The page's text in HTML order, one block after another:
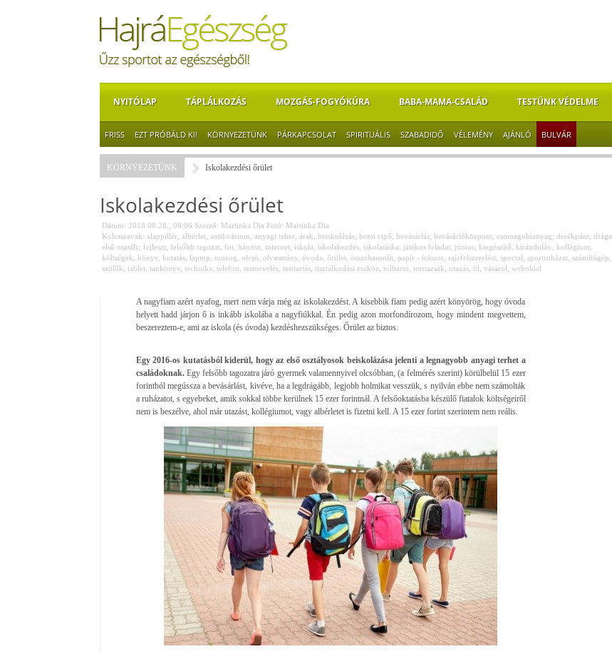
NYITÓLAP TÁPLÁLKOZÁS MOZGÁS-FOGYÓKÚRA BABA-MAMA-CSALÁD TESTÜNK VÉDELME
FRISS EZT PRÓBÁLD KI! KÖRNYEZETÜNK PÁRKAPCSOLAT SPIRITUÁLIS SZABADIDŐ VÉLEMÉNY AJÁNLÓ BULVÁR
KÖRNYEZETÜNK Iskolakezdési őrület
Iskolakezdési őrület
Dátum: 2018.08.28., 08:06 Szerző: Martinka Dia Fotó: Martinka Dia
Kulcsszavak: alappillér, albérlet, antikvárium anyagi teher, árak beiskolázás, benti cipő bevásárlás, bevásárlóközpont, csomagolóanyag derékpánt, drága
első osztály, fejleszt, felsőbb tagozat, fut, hátrész internet, iskola iskolakezdés, iskolatáska játékos feladat, június, kiegészítő kirándulás. kollégium
költségek
könyv, kutatás, laptop mozog olcsó olvasmány, óvoda őrület, összehasonlít, papír - írószer, rajzfelszerelést, sportol sportruházat, számítógép
szülők tablet, tankönyv, technika telefon testnevelés, testtartás, tisztálkodási eszköz tolltartó tornazsák utazás, ül vásárol weboldal
A nagyfiam azért nyafog, mert nem várja még az iskolakezdést. A kisebbik fiam pedig azért könyörög, hogy óvoda
helyett hadd járjon ő is inkább iskolába a nagyfiúkkal. Én pedig azon morfondírozom, hogy mindent megvettem,
beszereztem-e, ami az iskola (és óvoda) kezdéshezszükséges. Őrület az biztos.
Egy 2016-os kutatásból kiderül, hogy az első osztályosok beiskolázása jelenti a legnagyobb anyagi terhet a
családoknak.Egy felsőbb tagozatra járó gyermek valamennyivel olcsóbban, (a felmérés szerint) körülbelül 15 ezer
forintból megússza a bevásárlást, kivéve, ha a legdrágább, legjobb holmikat vesszük, s nyilván ebbe nem számolták
a ruházatot, s egyebeket, amik sokkal többe kerülnek 15 ezer forintnál. A felsőoktatásba készülő fiatalok költségeiről
nem is beszélve, ahol már utazást, kollégiumot, vagy albérletet is fizetni kell. A 15 ezer forint szerintem nem reális.